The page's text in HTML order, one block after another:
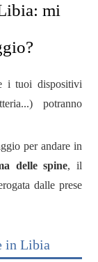
mi
i tuoi dispositivi
potranno
per andare in
delle spine, il
dalle prese
in Libia